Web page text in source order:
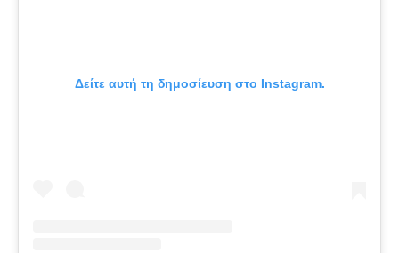
Δείτε αυτή τη δημοσίευση στο Instagram.